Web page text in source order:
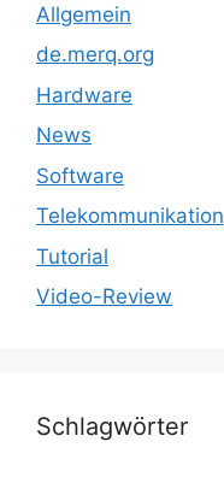
Allgemein
de.merq.org
Hardware
News
Software
Telekommunikation
Tutorial
Video-Review
Schlagwörter